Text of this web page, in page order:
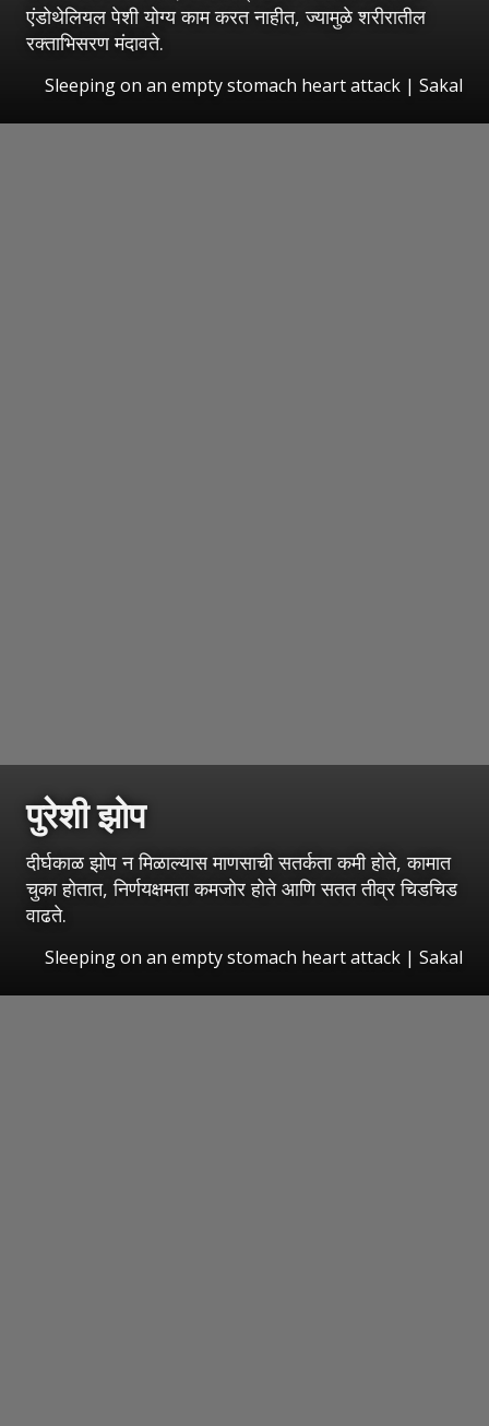
एंडोथेलियल पेशी योग्य काम करत नाहीत, ज्यामुळे शरीरातील
रक्ताभिसरण मंदावते.
Sleeping on an empty stomach heart attack | Sakal
पुरेशी झोप
दीर्घकाळ झोप न मिळाल्यास माणसाची सतर्कता कमी होते, कामात
चुका होतात, निर्णयक्षमता कमजोर होते आणि सतत तीव्र चिडचिड
वाढते.
Sleeping on an empty stomach heart attack | Sakal